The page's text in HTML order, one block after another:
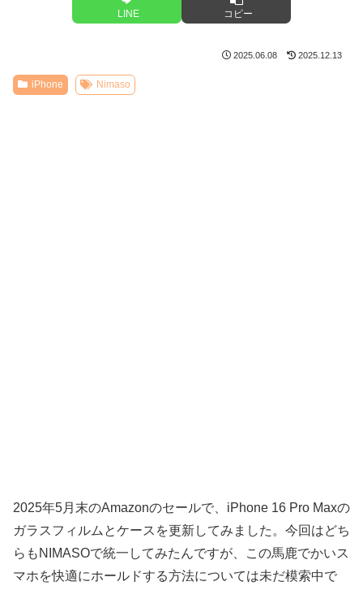
LINE コピー
2025.06.08 2025.12.13
iPhone Nimaso
2025年5月末のAmazonのセールで、iPhone 16 Pro Maxの
ガラスフィルムとケースを更新してみました。今回はどち
らもNIMASOで統一してみたんですが、この馬鹿でかいス
マホを快適にホールドする方法については未だ模索中で